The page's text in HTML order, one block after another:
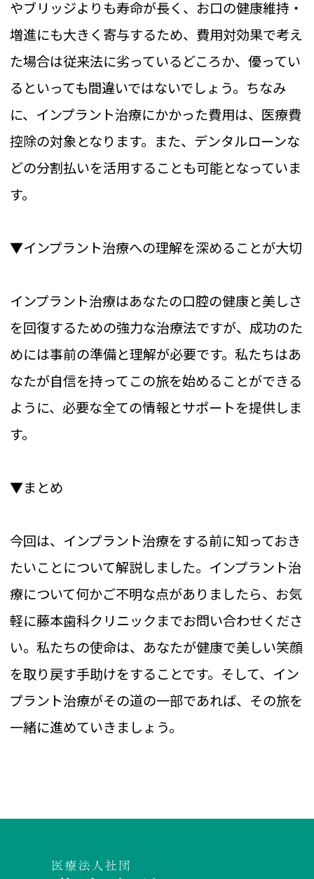
やブリッジよりも寿命が長く、お口の健康維持・
増進にも大きく寄与するため、費用対効果で考え
た場合は従来法に劣っているどころか、優ってい
るといっても間違いではないでしょう。ちなみ
に、インプラント治療にかかった費用は、医療費
控除の対象となります。また、デンタルローンな
どの分割払いを活用することも可能となっていま
す。
▼インプラント治療への理解を深めることが大切
インプラント治療はあなたの口腔の健康と美しさ
を回復するための強力な治療法ですが、成功のた
めには事前の準備と理解が必要です。私たちはあ
なたが自信を持ってこの旅を始めることができる
ように、必要な全ての情報とサポートを提供しま
す。
▼まとめ
今回は、インプラント治療をする前に知っておき
たいことについて解説しました。インプラント治
療について何かご不明な点がありましたら、お気
軽に藤本歯科クリニックまでお問い合わせくださ
い。私たちの使命は、あなたが健康で美しい笑顔
を取り戻す手助けをすることです。そして、イン
プラント治療がその道の一部であれば、その旅を
一緒に進めていきましょう。